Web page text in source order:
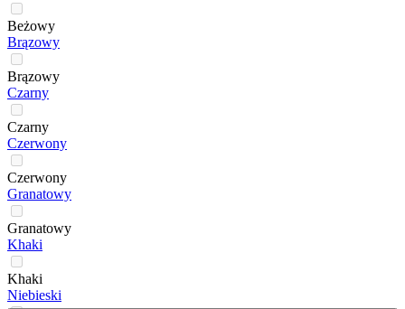
Beżowy
Brązowy
Brązowy
Czarny
Czarny
Czerwony
Czerwony
Granatowy
Granatowy
Khaki
Khaki
Niebieski